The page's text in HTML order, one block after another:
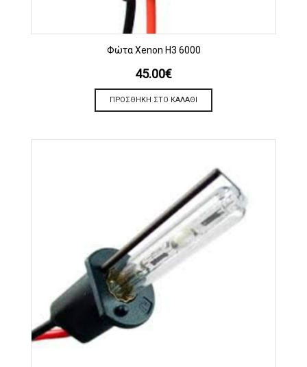
Φώτα Xenon H3 6000
45.00€
ΠΡΟΣΘΉΚΗ ΣΤΟ ΚΑΛΆΘΙ